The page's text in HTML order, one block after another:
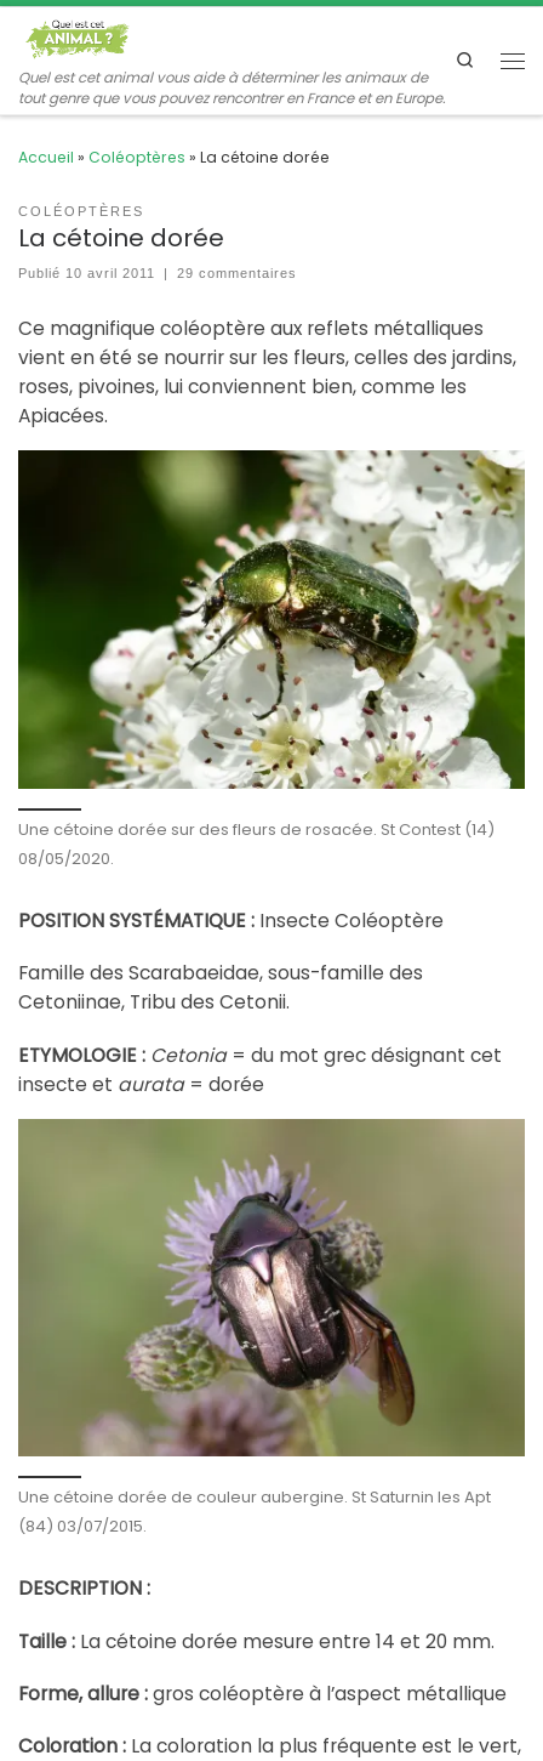
Passer au contenu
Quel est cet animal vous aide à déterminer les animaux de
tout genre que vous pouvez rencontrer en France et en Europe.
Search
Accueil » Coléoptères » La cétoine dorée
COLÉOPTÈRES
La cétoine dorée
Publié 10 avril 2011 | 29 commentaires
Ce magnifique coléoptère aux reflets métalliques
vient en été se nourrir sur les fleurs, celles des jardins,
roses, pivoines, lui conviennent bien, comme les
Apiacées.
Une cétoine dorée sur des fleurs de rosacée. St Contest (14)
08/05/2020.
POSITION SYSTÉMATIQUE : Insecte Coléoptère
Famille des Scarabaeidae, sous-famille des
Cetoniinae, Tribu des Cetonii.
ETYMOLOGIE : Cetonia= du mot grec désignant cet
insecte et aurata= dorée
Une cétoine dorée de couleur aubergine. St Saturnin les Apt
(84) 03/07/2015.
DESCRIPTION :
Taille : La cétoine dorée mesure entre 14 et 20 mm.
Forme, allure :gros coléoptère à l’aspect métallique
Coloration : La coloration la plus fréquente est le vert,